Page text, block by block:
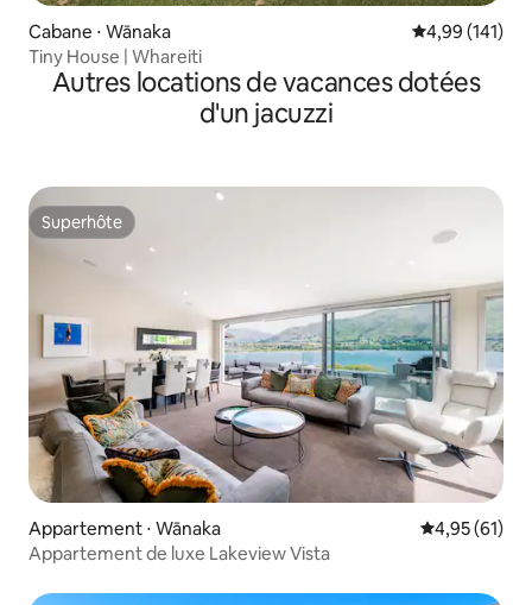
Cabane ⋅ Wānaka Évaluation
4,99 (141)
Tiny House | Whareiti
Autres locations de vacances dotées
d'un jacuzzi
Superhôte
Superhôte
Appartement ⋅ Wānaka Évaluation
4,95 (61)
Appartement de luxe Lakeview Vista